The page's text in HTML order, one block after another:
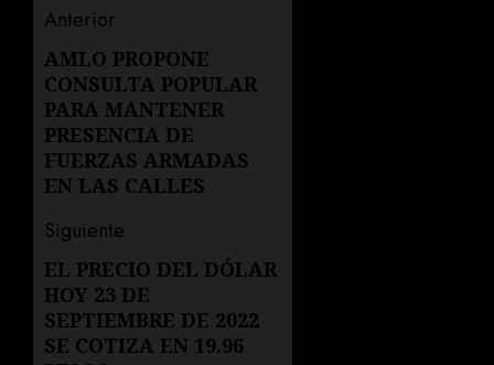
Navegación
de
entradas
Anterior
Entrada
anterior:
AMLO PROPONE
CONSULTA POPULAR
PARA MANTENER
PRESENCIA DE
FUERZAS ARMADAS
EN LAS CALLES
Siguiente
Siguiente
entrada:
EL PRECIO DEL DÓLAR
HOY 23 DE
SEPTIEMBRE DE 2022
SE COTIZA EN 19.96